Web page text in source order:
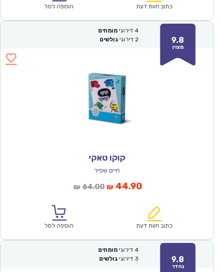
₪124.00.
כתוב חוות דעת הוספה לסל
9.8
מצוין
4 דירוגי מומחים
2 דירוגי גולשים
קוקו טאקי
חיים שפיר
₪ 64.00המחיר
₪64.00.
₪ 44.90המחיר
הוא:
כתוב חוות דעת הוספה לסל
9.8
נהדר
4 דירוגי מומחים
3 דירוגי גולשים